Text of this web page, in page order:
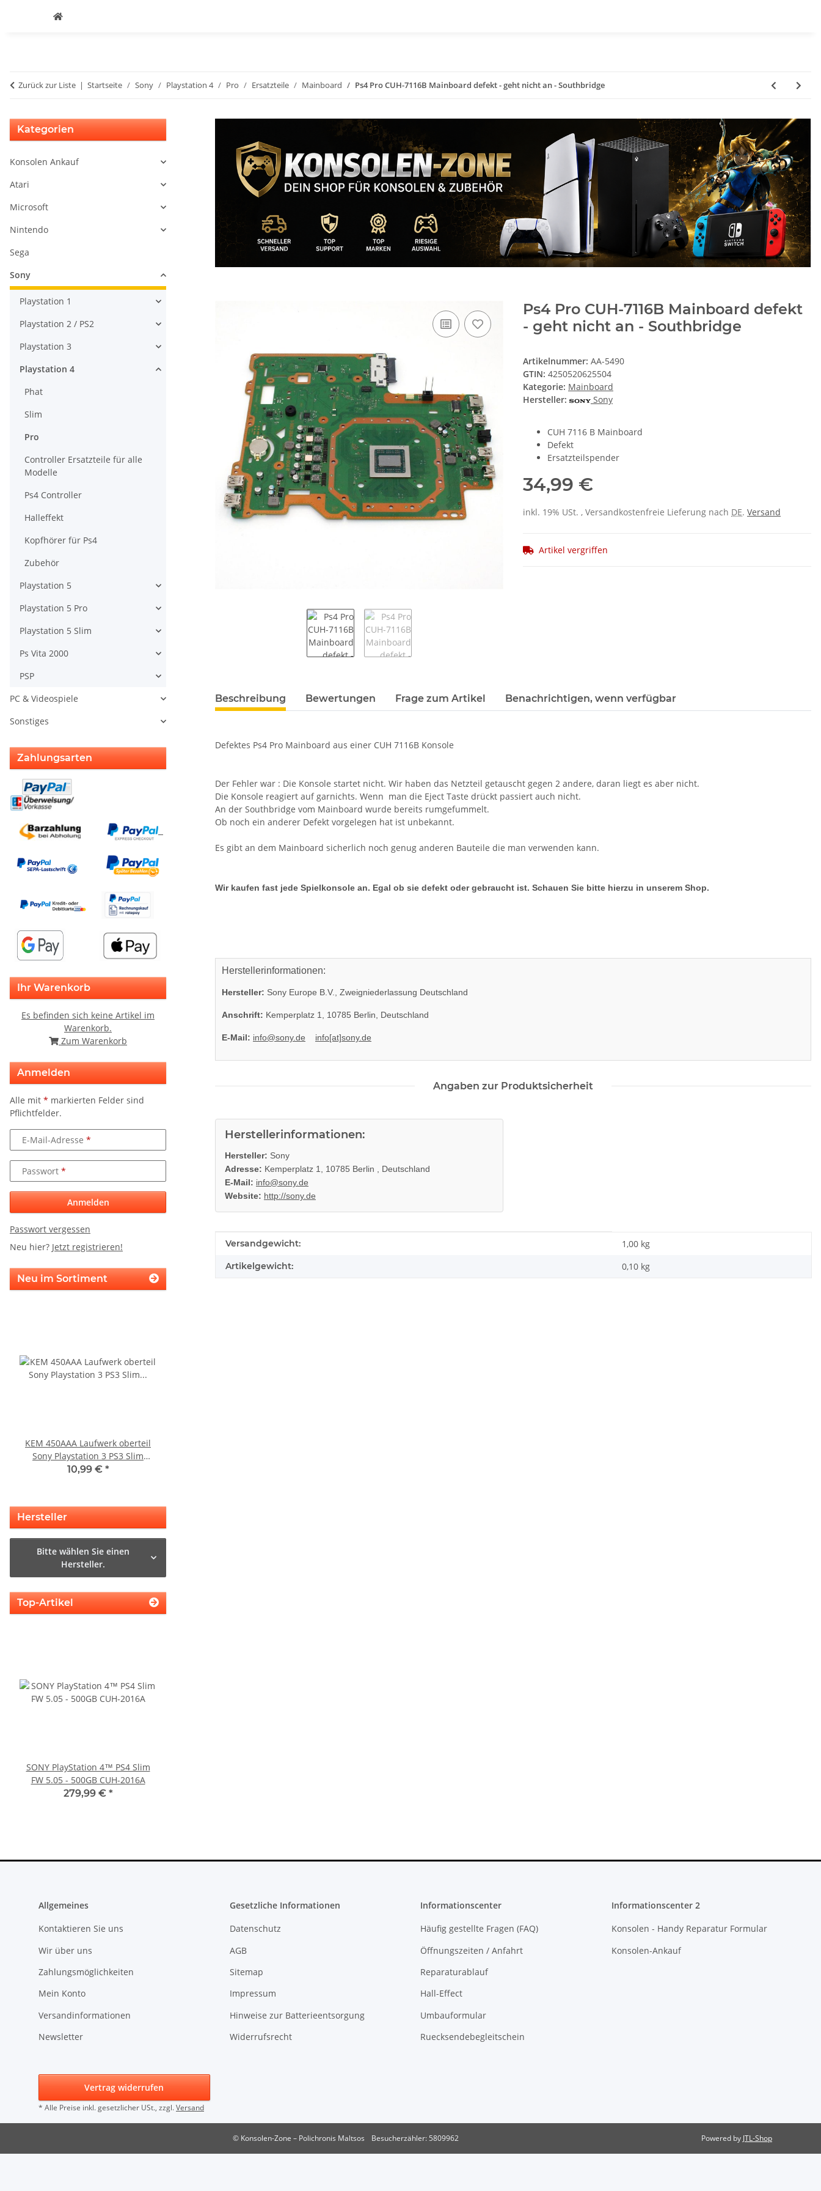
Zurück zur Liste Startseite Sony Playstation 4 Pro Ersatzteile Mainboard Ps4 Pro CUH-7116B Mainboard defekt - geht nicht an - Southbridge
Ps4 Pro CUH-7116B Mainboard defekt
- geht nicht an - Southbridge
Artikelnummer: AA-5490
GTIN: 4250520625504
Kategorie: Mainboard
Hersteller:
Sony
CUH 7116 B Mainboard
Defekt
Ersatzteilspender
34,99 €
inkl. 19% USt. , Versandkostenfreie Lieferung nach DE. Versand
Artikel vergriffen
weitere Registerkarten anzeigen
Beschreibung Bewertungen Frage zum Artikel Benachrichtigen, wenn verfügbar
Defektes Ps4 Pro Mainboard aus einer CUH 7116B Konsole
Der Fehler war : Die Konsole startet nicht. Wir haben das Netzteil getauscht gegen 2 andere, daran liegt es aber nicht.
Die Konsole reagiert auf garnichts. Wenn man die Eject Taste drückt passiert auch nicht.
An der Southbridge vom Mainboard wurde bereits rumgefummelt.
Ob noch ein anderer Defekt vorgelegen hat ist unbekannt.
Es gibt an dem Mainboard sicherlich noch genug anderen Bauteile die man verwenden kann.
Wir kaufen fast jede Spielkonsole an. Egal ob sie defekt oder gebraucht ist. Schauen Sie bitte hierzu in unserem Shop.
Herstellerinformationen:
Hersteller: Sony Europe B.V., Zweigniederlassung Deutschland
Anschrift: Kemperplatz 1, 10785 Berlin, Deutschland
E-Mail: info@sony.de info[at]sony.de
Angaben zur Produktsicherheit
Herstellerinformationen:
Hersteller: Sony
Adresse: Kemperplatz 1, 10785 Berlin , Deutschland
E-Mail: info@sony.de
Website: http://sony.de
Produkteigenschaft
Wert
Versandgewicht: 1,00 kg
Artikelgewicht: 0,10 kg
Kategorien
Konsolen Ankauf
Atari
Microsoft
Nintendo
Sega
Sony
Playstation 1
Playstation 2 / PS2
Playstation 3
Playstation 4
Phat
Slim
Pro
Controller Ersatzteile für alle
Modelle
Ps4 Controller
Halleffekt
Kopfhörer für Ps4
Zubehör
Playstation 5
Playstation 5 Pro
Playstation 5 Slim
Ps Vita 2000
PSP
PC & Videospiele
Sonstiges
Zahlungsarten
Ihr Warenkorb
Es befinden sich keine Artikel im
Warenkorb.
Zum Warenkorb
Anmelden
Alle mit * markierten Felder sind
Pflichtfelder.
E-Mail-Adresse
Passwort
Anmelden
Passwort vergessen
Neu hier? Jetzt registrieren!
Neu im Sortiment
KEM 450AAA Laufwerk oberteil
Sony Playstation 3 PS3 Slim
gebraucht
10,99 € *
Hersteller
Bitte wählen Sie einen
Hersteller.
Top-Artikel
SONY PlayStation 4™ PS4 Slim
FW 5.05 - 500GB CUH-2016A
279,99 € *
Allgemeines
Kontaktieren Sie uns
Wir über uns
Zahlungsmöglichkeiten
Mein Konto
Versandinformationen
Newsletter
Gesetzliche Informationen
Datenschutz
AGB
Sitemap
Impressum
Hinweise zur Batterieentsorgung
Widerrufsrecht
Informationscenter
Häufig gestellte Fragen (FAQ)
Öffnungszeiten / Anfahrt
Reparaturablauf
Hall-Effect
Umbauformular
Ruecksendebegleitschein
Informationscenter 2
Konsolen - Handy Reparatur Formular
Konsolen-Ankauf
Vertrag widerrufen
* Alle Preise inkl. gesetzlicher USt., zzgl.Versand
© Konsolen-Zone – Polichronis Maltsos Besucherzähler: 5809962 Powered by JTL-Shop